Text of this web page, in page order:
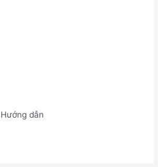
Hướng dẫn